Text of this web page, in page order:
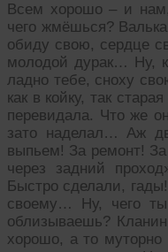
Всем хорошо – и
чего жмёшься?
обиду свою, сердце
молодой дурак… Ну,
ладно тебе, сноху
как в койку, так
перевидала. Что же
зато наделал… Аж
выпьем! За ремонт!
через задний
Быстро сделали,
своему… Ну, чего
облизываешь?
хорошо, а то